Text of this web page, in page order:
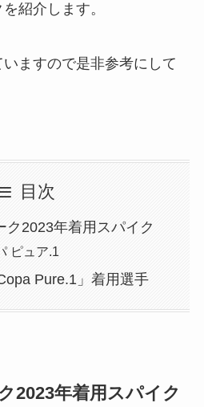
紹介します。
ますので是非参考にして
目次
ク2023年着用スパイク
ピュア.1
Pure.1」着用選手
2023年着用スパイク